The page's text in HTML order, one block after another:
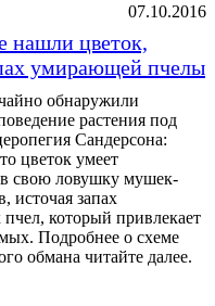
07.10.2016
нашли цветок,
умирающей пчелы
обнаружили
растения под
Сандерсона:
цветок умеет
в свою ловушку мушек-
источая запах
который привлекает
Подробнее о схеме
обмана читайте далее.